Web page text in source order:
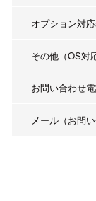
オプション対
その他（OS対
お問い合わせ
メール（お問